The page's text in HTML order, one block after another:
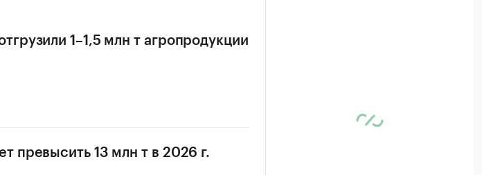
1–1,5 млн т агропродукции
превысить 13 млн т в 2026 г.